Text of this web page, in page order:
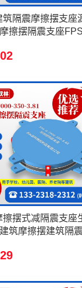
筑隔震摩擦摆支座
擦摆隔震支座
座FPSII-10000-
擦摆式减隔震支座
筑摩擦摆建筑隔
400-4.11厂家
厂家